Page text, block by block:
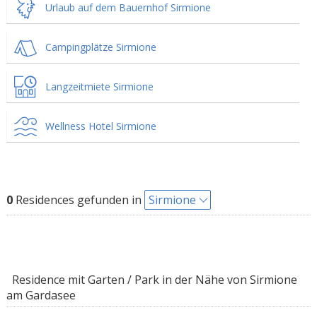
Urlaub auf dem Bauernhof Sirmione
Campingplätze Sirmione
Langzeitmiete Sirmione
Wellness Hotel Sirmione
0Residences gefunden in Sirmione
Residence mit Garten / Park in der Nähe von Sirmione
am Gardasee